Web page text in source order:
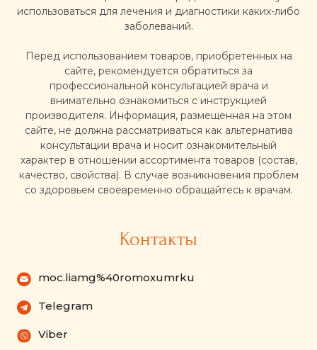
использоваться для лечения и диагностики каких-либо
заболеваний.
Перед использованием товаров, приобретенных на
сайте, рекомендуется обратиться за
профессиональной консультацией врача и
внимательно ознакомиться с инструкцией
производителя. Информация, размещенная на этом
сайте, не должна рассматриваться как альтернатива
консультации врача и носит ознакомительный
характер в отношении ассортимента товаров (состав,
качество, свойства). В случае возникновения проблем
со здоровьем своевременно обращайтесь к врачам.
Контакты
moc.liamg%40romoxumrku
Telegram
Viber